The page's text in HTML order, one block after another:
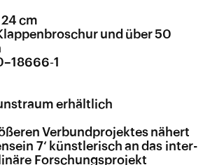
cm
und über 50
erhältlich
Verbundprojektes nähert
7‘ künstlerisch an das inter-
Forschungsprojekt